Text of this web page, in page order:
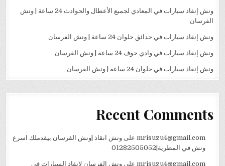
ونش إنقاذ سيارات في المعادي لجميع الأعطال والحوادث 24 ساعة | ونش
الفرسان
ونش إنقاذ سيارات في حدائق حلوان 24 ساعة | ونش الفرسان
ونش إنقاذ سيارات في وادي حوف 24 ساعة | ونش الفرسان
ونش إنقاذ سيارات في حلوان 24 ساعة | ونش الفرسان
Recent Comments
mrisuzu4@gmail.comعلى ونش انقاذ |ونش الفرسان بيقدملك اسرع
ونش في المطرية|01282505052
mrisuzu4@gmail.comعلى ونش الفرسان لإنقاذ السيارات في